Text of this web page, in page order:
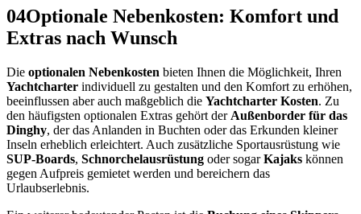
04Optionale Nebenkosten: Komfort und
Extras nach Wunsch
Die optionalen Nebenkosten bieten Ihnen die Möglichkeit, Ihren
Yachtcharter individuell zu gestalten und den Komfort zu erhöhen,
beeinflussen aber auch maßgeblich die Yachtcharter Kosten. Zu
den häufigsten optionalen Extras gehört der Außenborder für das
Dinghy, der das Anlanden in Buchten oder das Erkunden kleiner
Inseln erheblich erleichtert. Auch zusätzliche Sportausrüstung wie
SUP-Boards, Schnorchelausrüstung oder sogarKajaks können
gegen Aufpreis gemietet werden und bereichern das
Urlaubserlebnis.